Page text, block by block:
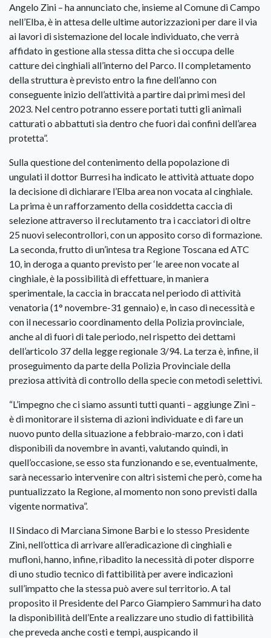
Angelo Zini – ha annunciato che, insieme al Comune di Campo
nell’Elba, è in attesa delle ultime autorizzazioni per dare il via
ai lavori di sistemazione del locale individuato, che verrà
affidato in gestione alla stessa ditta che si occupa delle
catture dei cinghiali all’interno del Parco. Il completamento
della struttura è previsto entro la fine dell’anno con
conseguente inizio dell’attività a partire dai primi mesi del
2023. Nel centro potranno essere portati tutti gli animali
catturati o abbattuti sia dentro che fuori dai confini dell’area
protetta”.
Sulla questione del contenimento della popolazione di
ungulati il dottor Burresi ha indicato le attività attuate dopo
la decisione di dichiarare l’Elba area non vocata al cinghiale.
La prima è un rafforzamento della cosiddetta caccia di
selezione attraverso il reclutamento tra i cacciatori di oltre
25 nuovi selecontrollori, con un apposito corso di formazione.
La seconda, frutto di un’intesa tra Regione Toscana ed ATC
10, in deroga a quanto previsto per ‘le aree non vocate al
cinghiale, è la possibilità di effettuare, in maniera
sperimentale, la caccia in braccata nel periodo di attività
venatoria (1° novembre-31 gennaio) e, in caso di necessità e
con il necessario coordinamento della Polizia provinciale,
anche al di fuori di tale periodo, nel rispetto dei dettami
dell’articolo 37 della legge regionale 3/94. La terza è, infine, il
proseguimento da parte della Polizia Provinciale della
preziosa attività di controllo della specie con metodi selettivi.
“L’impegno che ci siamo assunti tutti quanti – aggiunge Zini –
è di monitorare il sistema di azioni individuate e di fare un
nuovo punto della situazione a febbraio-marzo, con i dati
disponibili da novembre in avanti, valutando quindi, in
quell’occasione, se esso sta funzionando e se, eventualmente,
sarà necessario intervenire con altri sistemi che però, come ha
puntualizzato la Regione, al momento non sono previsti dalla
vigente normativa”.
Il Sindaco di Marciana Simone Barbi e lo stesso Presidente
Zini, nell’ottica di arrivare all’eradicazione di cinghiali e
mufloni, hanno, infine, ribadito la necessità di poter disporre
di uno studio tecnico di fattibilità per avere indicazioni
sull’impatto che la stessa può avere sul territorio. A tal
proposito il Presidente del Parco Giampiero Sammuri ha dato
la disponibilità dell’Ente a realizzare uno studio di fattibilità
che preveda anche costi e tempi, auspicando il